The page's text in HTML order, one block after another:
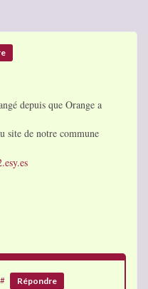
depuis que Orange a
site de notre commune
# Répondre